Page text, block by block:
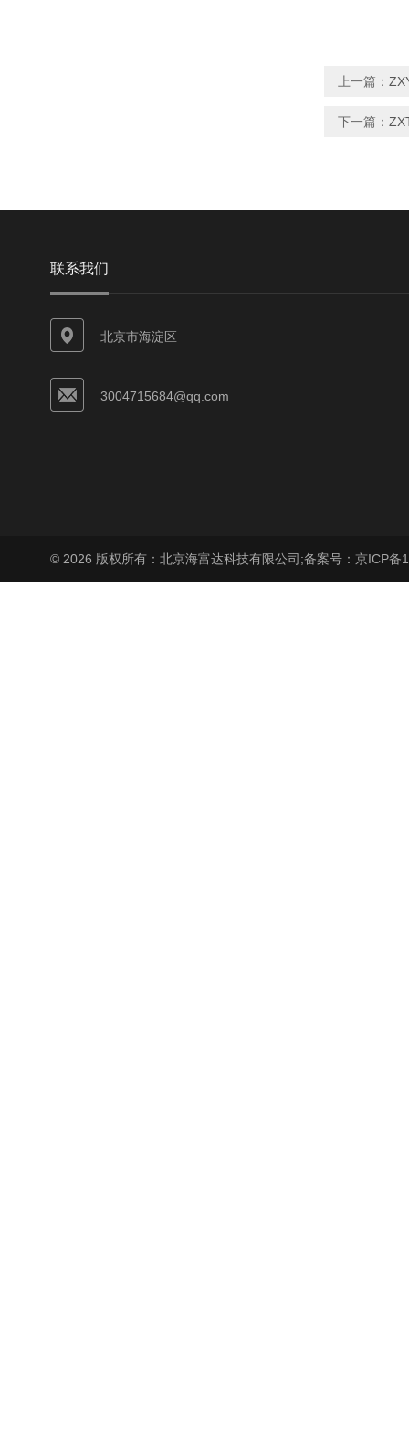
上一篇：
下一篇：
联系我们
北京市海淀区
3004715684@qq.com
© 2026 版权所有：北京海富达科技有限公司;备案号：京ICP备